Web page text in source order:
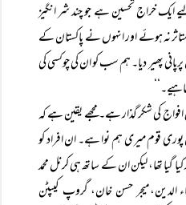
ایک خراج تحسین ہے جو چند شر انگیز
نہ ہوئے اور انہوں نے پاکستان کے
پھیر دیا۔ ہم سب کو ان کی چوکسی کی
کی شکر گذار ہے۔ مجھے یقین ہے کہ
قوم میری ہم نوا ہے۔ ان افراد کو
تحت گرفتار کیا گیا تھا، لیکن ان کے ساتھ ہی کرنل محمد
الدین،میجر حسن خان، گروپ کیپٹن